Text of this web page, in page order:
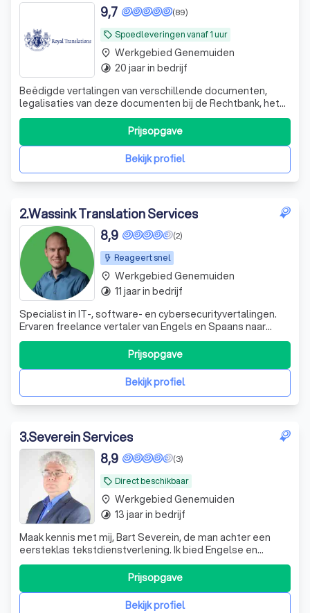
local_offer Spoedleveringen vanaf 1 uur
(89)
9,7
Beëdigde vertalingen van verschillende documenten,
legalisaties van deze documenten bij de Rechtbank, het
Ministerie van Buitenlandse Zaken en verschillende
ambassades, legalisatie bij DUO
Bekijk profiel
Prijsopgave
place Werkgebied Genemuiden
timelapse 20 jaar in bedrijf
2.Wassink Translation Services
Reageert snel
(2)
8,9
Specialist in IT-, software- en cybersecurityvertalingen.
Ervaren freelance vertaler van Engels en Spaans naar
Nederlands, met oog voor kwaliteit én leesbaarheid.
Bekijk profiel
Prijsopgave
place Werkgebied Genemuiden
timelapse 11 jaar in bedrijf
3.Severein Services
local_offer Direct beschikbaar
(3)
8,9
Maak kennis met mij, Bart Severein, de man achter een
eersteklas tekstdienstverlening. Ik bied Engelse en
Nederlandse vertaal- en proefleesdiensten, maar ook
transcripties en ondertiteling. Dit doe ik voor beide talen,
ik lever bijvoorbeeld zowel vertalingen uit het Engels naar
het Nederlands, als a
Bekijk profiel
Prijsopgave
place Werkgebied Genemuiden
timelapse 13 jaar in bedrijf